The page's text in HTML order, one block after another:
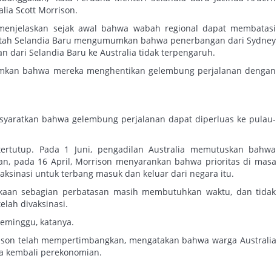
Scott Morrison.
sejak awal bahwa wabah regional dapat membatasi
Selandia Baru mengumumkan bahwa penerbangan dari Sydney
dari Selandia Baru ke Australia tidak terpengaruh.
bahwa mereka menghentikan gelembung perjalanan dengan
bahwa gelembung perjalanan dapat diperluas ke pulau-
Pada 1 Juni, pengadilan Australia memutuskan bahwa
pada 16 April, Morrison menyarankan bahwa prioritas di masa
untuk terbang masuk dan keluar dari negara itu.
sebagian perbatasan masih membutuhkan waktu, dan tidak
divaksinasi.
katanya.
telah mempertimbangkan, mengatakan bahwa warga Australia
kembali perekonomian.